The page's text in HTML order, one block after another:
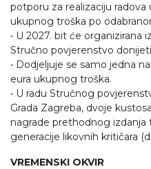
potporu za realizaciju radova
ukupnog troška po
• U 2027. bit će organizirana
Stručno povjerenstvo
• Dodjeljuje se samo jedna
eura ukupnog troška.
• U radu Stručnog
Grada Zagreba, dvoje
nagrade prethodnog
generacije likovnih kritičara
VREMENSKI OKVIR